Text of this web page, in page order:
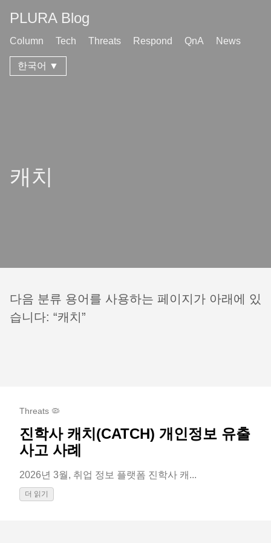
PLURA Blog
Column Tech Threats Respond QnA News
한국어 ▼
캐치
다음 분류 용어를 사용하는 페이지가 아래에 있
습니다: “캐치”
Threats 🦠
진학사 캐치(CATCH) 개인정보 유출
사고 사례
2026년 3월, 취업 정보 플랫폼 진학사 캐...
더 읽기